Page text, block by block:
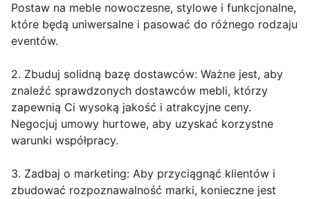
Postaw na meble nowoczesne, stylowe i funkcjonalne,
które będą uniwersalne i pasować do różnego rodzaju
eventów.
2. Zbuduj solidną bazę dostawców: Ważne jest, aby
znaleźć sprawdzonych dostawców mebli, którzy
zapewnią Ci wysoką jakość i atrakcyjne ceny.
Negocjuj umowy hurtowe, aby uzyskać korzystne
warunki współpracy.
3. Zadbaj o marketing: Aby przyciągnąć klientów i
zbudować rozpoznawalność marki, konieczne jest